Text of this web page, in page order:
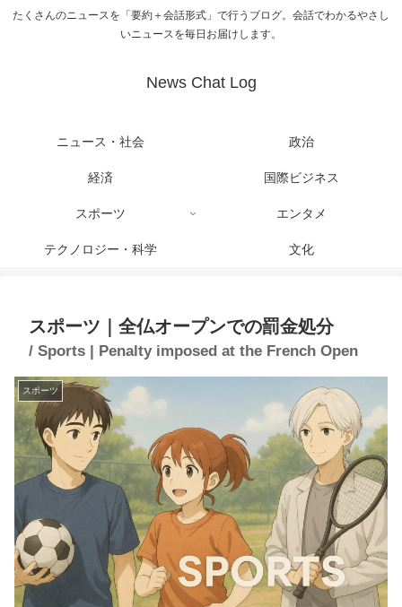
たくさんのニュースを「要約＋会話形式」で行うブログ。会話でわかるやさし
いニュースを毎日お届けします。
News Chat Log
ニュース・社会 政治
経済 国際ビジネス
スポーツ エンタメ
テクノロジー・科学 文化
スポーツ｜全仏オープンでの罰金処分
/ Sports | Penalty imposed at the French Open
スポーツ